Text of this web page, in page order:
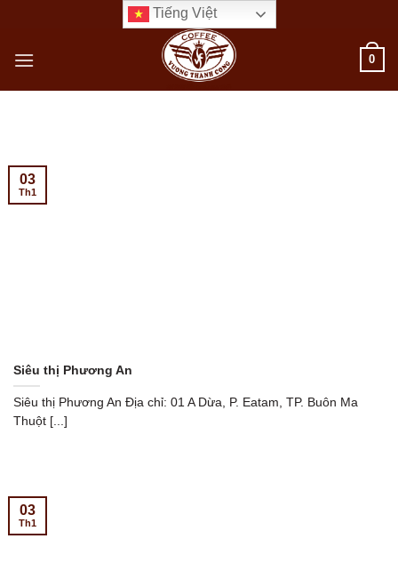
nội
Tiếng Việt
0
Siêu thị Phương An
Siêu thị Phương An Địa chỉ: 01 A Dừa, P. Eatam, TP. Buôn Ma
Thuột [...]
03
Th1
03
Th1